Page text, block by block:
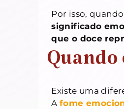
Por isso,
significado
que o doce
Quando
Existe uma
Afome